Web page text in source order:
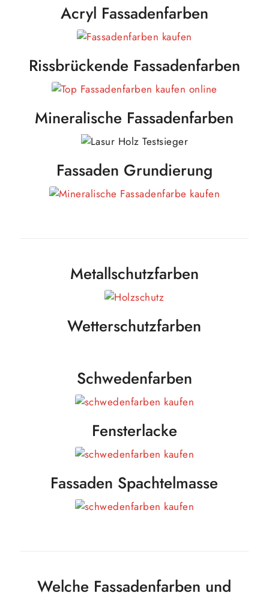
Acryl Fassadenfarben
Rissbrückende Fassadenfarben
Mineralische Fassadenfarben
Fassaden Grundierung
Metallschutzfarben
Wetterschutzfarben
Schwedenfarben
Fensterlacke
Fassaden Spachtelmasse
Welche Fassadenfarben und